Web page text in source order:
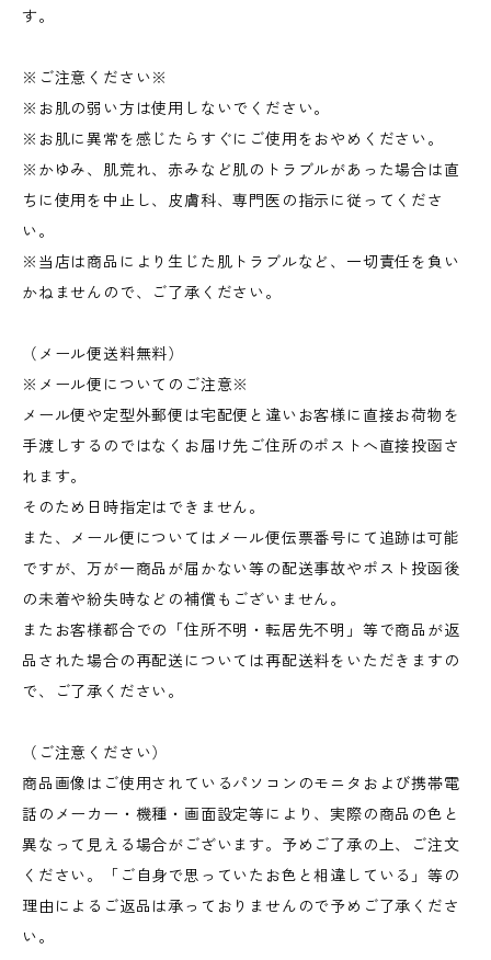
す。
※ご注意ください※
※お肌の弱い方は使用しないでください。
※お肌に異常を感じたらすぐにご使用をおやめください。
※かゆみ、肌荒れ、赤みなど肌のトラブルがあった場合は直
ちに使用を中止し、皮膚科、専門医の指示に従ってくださ
い。
※当店は商品により生じた肌トラブルなど、一切責任を負い
かねませんので、ご了承ください。
（メール便送料無料）
※メール便についてのご注意※
メール便や定型外郵便は宅配便と違いお客様に直接お荷物を
手渡しするのではなくお届け先ご住所のポストへ直接投函さ
れます。
そのため日時指定はできません。
また、メール便についてはメール便伝票番号にて追跡は可能
ですが、万が一商品が届かない等の配送事故やポスト投函後
の未着や紛失時などの補償もございません。
またお客様都合での「住所不明・転居先不明」等で商品が返
品された場合の再配送については再配送料をいただきますの
で、ご了承ください。
（ご注意ください）
商品画像はご使用されているパソコンのモニタおよび携帯電
話のメーカー・機種・画面設定等により、実際の商品の色と
異なって見える場合がございます。予めご了承の上、ご注文
ください。「ご自身で思っていたお色と相違している」等の
理由によるご返品は承っておりませんので予めご了承くださ
い。